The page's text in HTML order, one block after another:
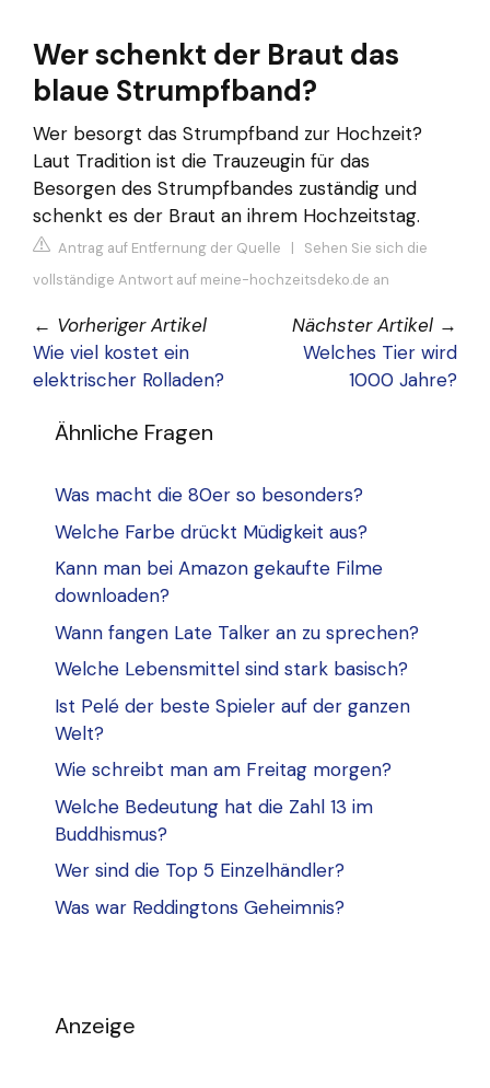
Wer schenkt der Braut das
blaue Strumpfband?
Wer besorgt das Strumpfband zur Hochzeit?
Laut Tradition ist die Trauzeugin für das
Besorgen des Strumpfbandes zuständig und
schenkt es der Braut an ihrem Hochzeitstag.
Antrag auf Entfernung der Quelle | Sehen Sie sich die
vollständige Antwort auf meine-hochzeitsdeko.de an
← Vorheriger Artikel
Wie viel kostet ein
elektrischer Rolladen?
Nächster Artikel →
Welches Tier wird
1000 Jahre?
Ähnliche Fragen
Was macht die 80er so besonders?
Welche Farbe drückt Müdigkeit aus?
Kann man bei Amazon gekaufte Filme
downloaden?
Wann fangen Late Talker an zu sprechen?
Welche Lebensmittel sind stark basisch?
Ist Pelé der beste Spieler auf der ganzen
Welt?
Wie schreibt man am Freitag morgen?
Welche Bedeutung hat die Zahl 13 im
Buddhismus?
Wer sind die Top 5 Einzelhändler?
Was war Reddingtons Geheimnis?
Anzeige